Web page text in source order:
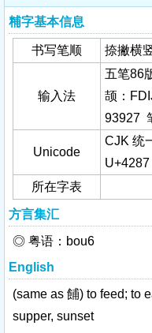
䊇字基本信息
书写笔顺 捺撇横
输入法
五笔86
颉：
93927
Unicode
CJK 统
所在字表
方言集汇
◎ 粤语：bou6
English
(same as 餔) to feed; to
supper, sunset